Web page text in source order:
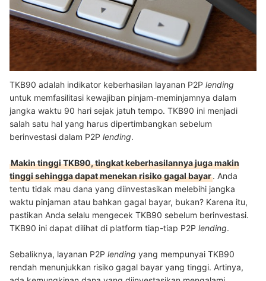
TKB90 adalah indikator keberhasilan layanan P2P lending
untuk memfasilitasi kewajiban pinjam-meminjamnya dalam
jangka waktu 90 hari sejak jatuh tempo. TKB90 ini menjadi
salah satu hal yang harus dipertimbangkan sebelum
berinvestasi dalam P2P lending.
Makin tinggi TKB90, tingkat keberhasilannya juga makin
tinggi sehingga dapat menekan risiko gagal bayar. Anda
tentu tidak mau dana yang diinvestasikan melebihi jangka
waktu pinjaman atau bahkan gagal bayar, bukan? Karena itu,
pastikan Anda selalu mengecek TKB90 sebelum berinvestasi.
TKB90 ini dapat dilihat di platform tiap-tiap P2P lending.
Sebaliknya, layanan P2P lending yang mempunyai TKB90
rendah menunjukkan risiko gagal bayar yang tinggi. Artinya,